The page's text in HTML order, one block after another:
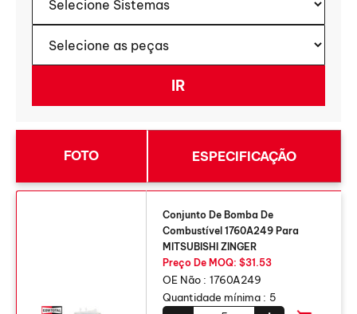
FOTO ESPECIFICAÇÃO
Conjunto De Bomba De
Combustível 1760A249 Para
MITSUBISHI ZINGER
Preço De MOQ: $31.53
OE Não : 1760A249
Quantidade mínima : 5